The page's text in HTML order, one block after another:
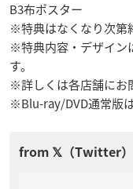
B3布ポスター
※特典はなくなり次第
※特典内容・デザイン
す。
※詳しくは各店舗にお
※Blu-ray/DVD通常版